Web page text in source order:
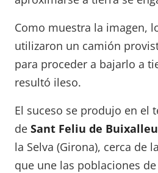
Como muestra la imagen,
utilizaron un camión
para proceder a bajarlo a
resultó ileso.
El suceso se produjo en el
de Sant Feliu de Buixalleu
la Selva (Girona), cerca de
que une las poblaciones